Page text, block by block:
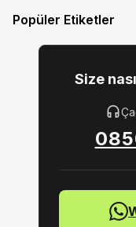
Popüler Etiketler
Size